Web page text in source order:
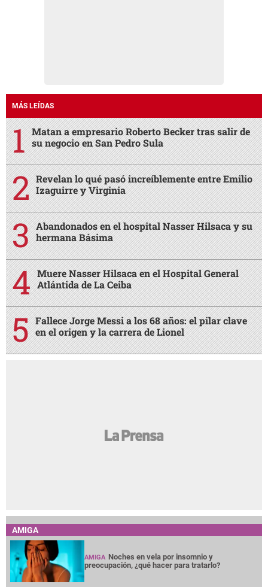
MÁS LEÍDAS
Matan a empresario Roberto Becker tras salir de
su negocio en San Pedro Sula
Revelan lo qué pasó increíblemente entre Emilio
Izaguirre y Virginia
Abandonados en el hospital Nasser Hilsaca y su
hermana Básima
Muere Nasser Hilsaca en el Hospital General
Atlántida de La Ceiba
Fallece Jorge Messi a los 68 años: el pilar clave
en el origen y la carrera de Lionel
AMIGA
AMIGA Noches en vela por insomnio y
preocupación, ¿qué hacer para tratarlo?